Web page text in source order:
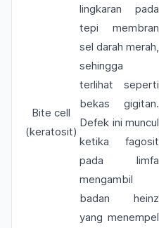
Bite cell
(keratosit)
lingkaran pada
tepi membran
sel darah merah,
sehingga
terlihat seperti
bekas gigitan.
Defek ini muncul
ketika fagosit
pada limfa
mengambil
badan heinz
yang menempel